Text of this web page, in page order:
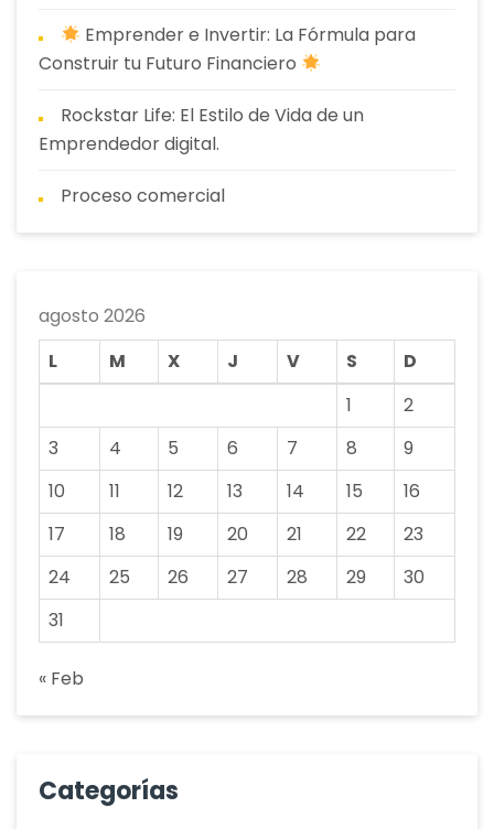
Emprender e Invertir: La Fórmula para
Construir tu Futuro Financiero
Rockstar Life: El Estilo de Vida de un
Emprendedor digital.
Proceso comercial
agosto 2026
L
M X J V S
D
1
2
3
4 5 6 7 8
9
10
11 12 13 14 15
16
17
18 19 20 21 22
23
24
25 26 27 28 29
30
31
« Feb
Categorías